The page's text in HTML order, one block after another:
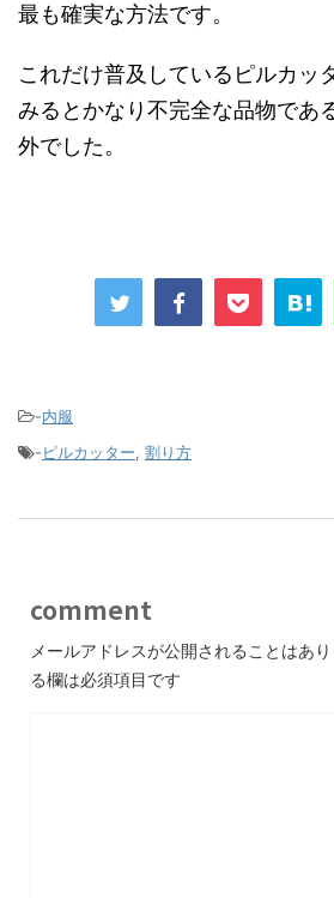
最も確実な方法です。
これだけ普及しているピルカッ
みるとかなり不完全な品物であ
外でした。
-内服
-ピルカッター, 割り方
comment
メールアドレスが公開されることはあり
る欄は必須項目です